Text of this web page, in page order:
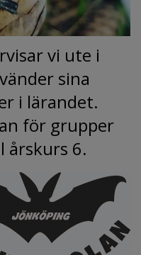
vi ute i
sina
i lärandet.
för grupper
årskurs 6.